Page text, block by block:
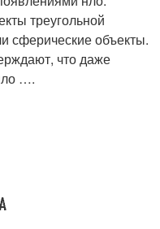
треугольной
сферические объекты.
что даже
….